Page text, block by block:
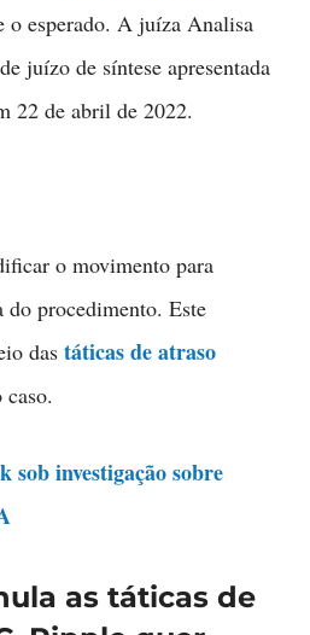
o esperado. A juíza Analisa
juízo de síntese apresentada
22 de abril de 2022.
o movimento para
do procedimento. Este
das táticas de atraso
sob investigação sobre
as táticas de